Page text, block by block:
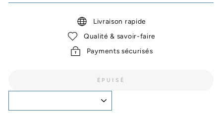
Livraison rapide
Qualité & savoir-faire
Payments sécurisés
ÉPUISÉ